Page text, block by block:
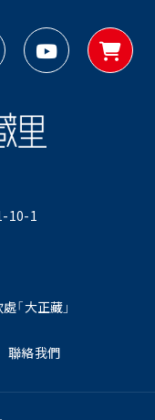
10-1
「大正藏」
聯絡我們